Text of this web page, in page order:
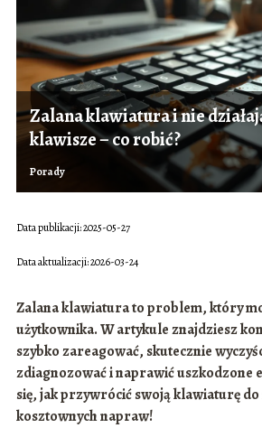
Zalana klawiatura i nie
klawisze – co robić?
Porady
Data publikacji: 2025-05-27
Data aktualizacji: 2026-03-24
Zalana klawiatura to problem, który
użytkownika. W artykule znajdziesz
szybko zareagować, skutecznie
zdiagnozować i naprawić uszkodzone
się, jak przywrócić swoją klawiaturę do
kosztownych napraw!